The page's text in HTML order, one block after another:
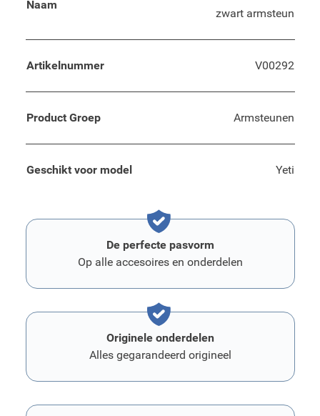
Naam
zwart armsteun
Artikelnummer V00292
Product Groep Armsteunen
Geschikt voor model Yeti
De perfecte pasvorm
Op alle accesoires en onderdelen
Originele onderdelen
Alles gegarandeerd origineel